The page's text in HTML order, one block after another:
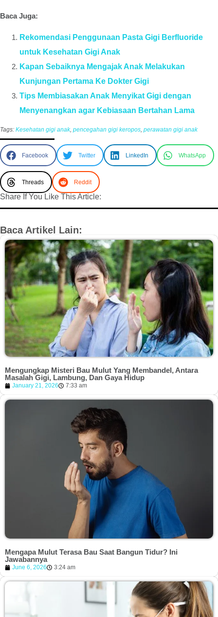
Baca Juga:
Rekomendasi Penggunaan Pasta Gigi Berfluoride
untuk Kesehatan Gigi Anak
Kapan Sebaiknya Mengajak Anak Melakukan
Kunjungan Pertama Ke Dokter Gigi
Tips Membiasakan Anak Menyikat Gigi dengan
Menyenangkan agar Kebiasaan Bertahan Lama
Tags: Kesehatan gigi anak, pencegahan gigi keropos, perawatan gigi anak
Facebook Twitter LinkedIn WhatsApp
Threads Reddit
Share If You Like This Article:
Baca Artikel Lain:
Mengungkap Misteri Bau Mulut Yang Membandel, Antara
Masalah Gigi, Lambung, Dan Gaya Hidup
January 21, 2026 7:33 am
Mengapa Mulut Terasa Bau Saat Bangun Tidur? Ini
Jawabannya
June 6, 2026 3:24 am